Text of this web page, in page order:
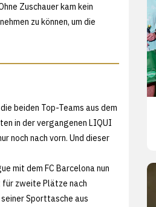
Zuschauer kam kein
zu können, um die
beiden Top-Teams aus dem
in der vergangenen LIQUI
noch nach vorn. Und dieser
mit dem FC Barcelona nun
für zweite Plätze nach
Sporttasche aus